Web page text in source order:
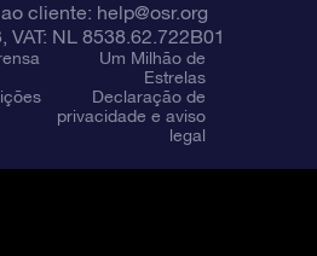
cliente: help@osr.org
VAT: NL 8538.62.722B01
Um Milhão de
Estrelas
Declaração de
privacidade e aviso
legal